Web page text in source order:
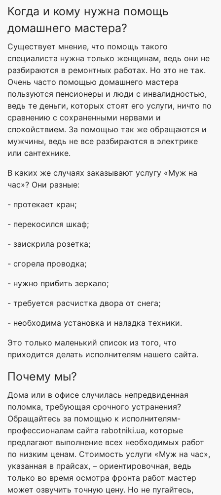
Когда и кому нужна помощь
домашнего мастера?
Существует мнение, что помощь такого
специалиста нужна только женщинам, ведь они не
разбираются в ремонтных работах. Но это не так.
Очень часто помощью домашнего мастера
пользуются пенсионеры и люди с инвалидностью,
ведь те деньги, которых стоят его услуги, ничто по
сравнению с сохраненными нервами и
спокойствием. За помощью так же обращаются и
мужчины, ведь не все разбираются в электрике
или сантехнике.
В каких же случаях заказывают услугу «Муж на
час»? Они разные:
- протекает кран;
- перекосился шкаф;
- заискрила розетка;
- сгорела проводка;
- нужно прибить зеркало;
- требуется расчистка двора от снега;
- необходима установка и наладка техники.
Это только маленький список из того, что
приходится делать исполнителям нашего сайта.
Почему мы?
Дома или в офисе случилась непредвиденная
поломка, требующая срочного устранения?
Обращайтесь за помощью к исполнителям-
профессионалам сайта rabotniki.ua, которые
предлагают выполнение всех необходимых работ
по низким ценам. Стоимость услуги «Муж на час»,
указанная в прайсах, – ориентировочная, ведь
только во время осмотра фронта работ мастер
может озвучить точную цену. Но не пугайтесь,